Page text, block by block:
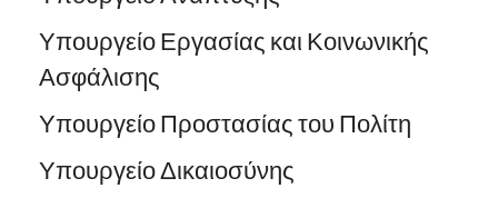
Υπουργείο Εργασίας και Κοινωνικής
Ασφάλισης
Υπουργείο Προστασίας του Πολίτη
Υπουργείο Δικαιοσύνης